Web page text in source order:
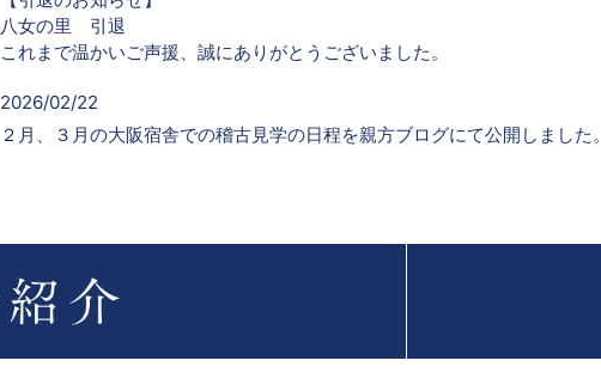
八女の里 引退
これまで温かいご声援、誠にありがとうございました。
2026/02/22
２月、３月の大阪宿舎での稽古見学の日程を親方ブログにて公開しました。